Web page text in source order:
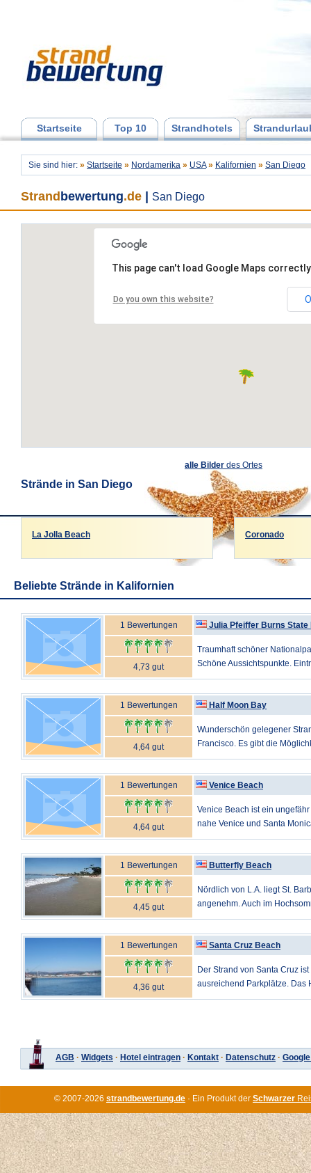
Startseite Top 10 Strandhotels
Sie sind hier: » Startseite » Nordamerika » USA » Kalifornien » San Diego
Strand bewertung.de San Diego
This page can't load Google Maps
Do you own this website?
alle Bilder des Ortes
Strände in San Diego
La Jolla Beach Coronado
Beliebte Strände in Kalifornien
1 Bewertungen Julia Pfeiffer Burns State
Traumhaft schöner
Schöne Aussichtspunkte.
4,73 gut
1 Bewertungen Half Moon Bay
Wunderschön gelegener
Francisco. Es gibt die
4,64 gut
1 Bewertungen Venice Beach
Venice Beach ist ein
nahe Venice und Santa
4,64 gut
1 Bewertungen Butterfly Beach
Nördlich von L.A. liegt St.
angenehm. Auch im
4,45 gut
1 Bewertungen Santa Cruz Beach
Der Strand von Santa Cruz
ausreichend Parkplätze. Das
4,36 gut
AGB · Widgets · Hotel eintragen · Kontakt · Datenschutz ·
© 2007-2026 strandbewertung.de · Ein Produkt der Schwarzer